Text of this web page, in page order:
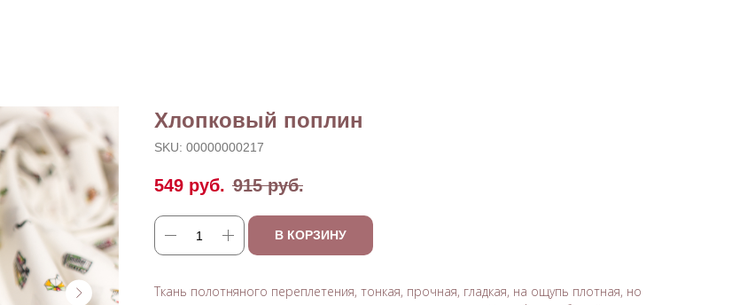
Хлопковый поплин
SKU: 00000000217
549 руб. 915 руб.
В КОРЗИНУ
Ткань полотняного переплетения, тонкая, прочная, гладкая, на ощупь плотная, но